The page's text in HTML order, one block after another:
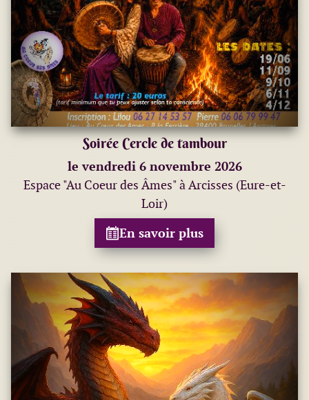
Soirée Cercle de tambour
le vendredi 6 novembre 2026
Espace "Au Coeur des Âmes" à Arcisses (Eure-et-
Loir)
En savoir plus